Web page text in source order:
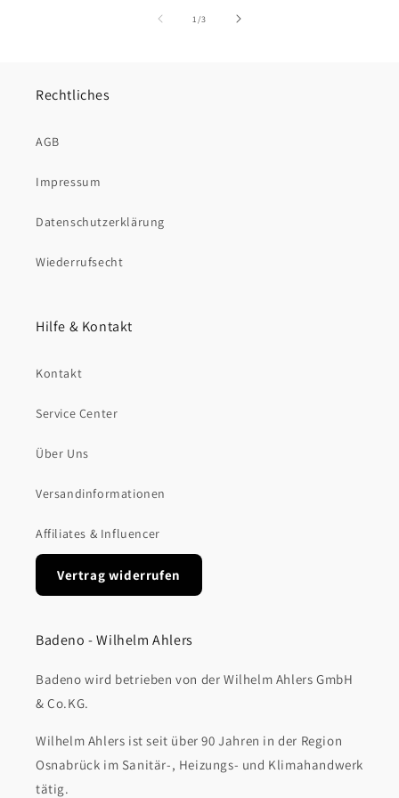
1 /von
3
Rechtliches
AGB
Impressum
Datenschutzerklärung
Wiederrufsecht
Hilfe & Kontakt
Kontakt
Service Center
Über Uns
Versandinformationen
Affiliates & Influencer
Vertrag widerrufen
Badeno - Wilhelm Ahlers
Badeno wird betrieben von der Wilhelm Ahlers GmbH
& Co.KG.
Wilhelm Ahlers ist seit über 90 Jahren in der Region
Osnabrück im Sanitär-, Heizungs- und Klimahandwerk
tätig.